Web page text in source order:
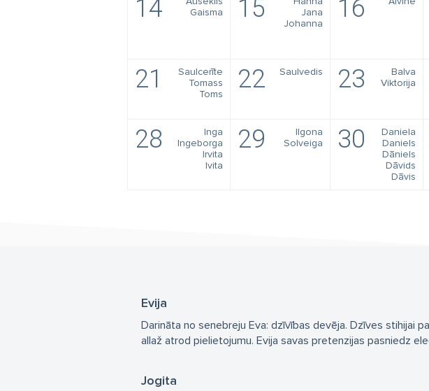
14
Gaisma
15
Jana
Johanna
16
21
Saulcerīte
Tomass
Toms
22 Saulvedis 23
Balva
Viktorija
28
Inga
Ingeborga
Irvita
Ivita
29
Ilgona
Solveiga
30
Daniela
Daniels
Dāniels
Dāvids
Dāvis
Evija
Darināta no senebreju Eva: dzīvības devēja. Dzīves stihijai
allaž atrod pielietojumu. Evija savas pretenzijas pasniedz
Jogita